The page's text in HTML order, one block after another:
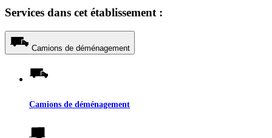
Services dans cet établissement :
Camions de déménagement
Camions de déménagement